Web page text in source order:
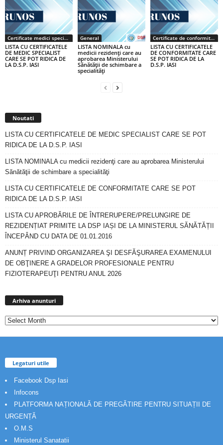
Certificate medici specialiști / primari
LISTA CU CERTIFICATELE
DE MEDIC SPECIALIST
CARE SE POT RIDICA DE
LA D.S.P. IASI
General
LISTA NOMINALA cu
medicii rezidenţi care au
aprobarea Ministerului
Sănătăţii de schimbare a
specialităţi
Certificate de conformitate
LISTA CU CERTIFICATELE
DE CONFORMITATE CARE
SE POT RIDICA DE LA
D.S.P. IASI
Noutati
LISTA CU CERTIFICATELE DE MEDIC SPECIALIST CARE SE POT
RIDICA DE LA D.S.P. IASI
LISTA NOMINALA cu medicii rezidenţi care au aprobarea Ministerului
Sănătăţii de schimbare a specialităţi
LISTA CU CERTIFICATELE DE CONFORMITATE CARE SE POT
RIDICA DE LA D.S.P. IASI
LISTA CU APROBĂRILE DE ÎNTRERUPERE/PRELUNGIRE DE
REZIDENȚIAT PRIMITE LA DSP IAȘI DE LA MINISTERUL SĂNĂTĂȚII
ÎNCEPÂND CU DATA DE 01.01.2016
ANUNȚ PRIVIND ORGANIZAREA ŞI DESFĂŞURAREA EXAMENULUI
DE OBŢINERE A GRADELOR PROFESIONALE PENTRU
FIZIOTERAPEUŢI PENTRU ANUL 2026
Arhiva anunturi
Legaturi utile
Facebook Dsp Iasi
Infocons
PLATFORMA NAȚIONALĂ DE PREGĂTIRE PENTRU SITUAȚII DE
URGENȚĂ
O.M.S
Ministerul Sanatatii